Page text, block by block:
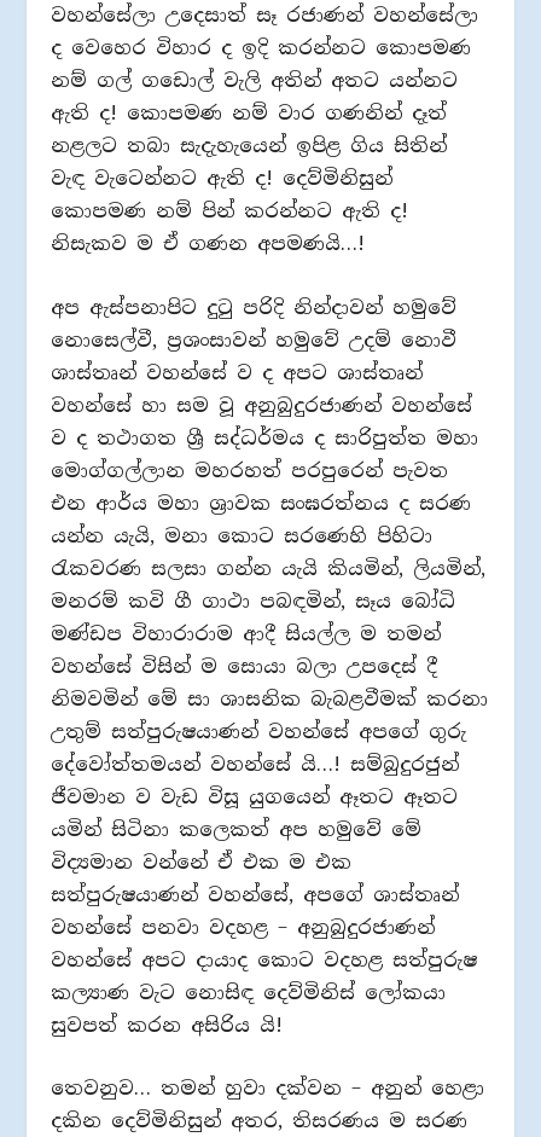
වහන්සේලා උදෙසාත් සෑ රජාණන් වහන්සේලා
ද වෙහෙර විහාර ද ඉදි කරන්නට කොපමණ
නම් ගල් ගඩොල් වැලි අතින් අතට යන්නට
ඇති ද! කොපමණ නම් වාර ගණනින් දෑත්
නළලට තබා සැදැහැයෙන් ඉපිළ ගිය සිතින්
වැඳ වැටෙන්නට ඇති ද! දෙව්මිනිසුන්
කොපමණ නම් පින් කරන්නට ඇති ද!
නිසැකව ම ඒ ගණන අපමණයි…!
අප ඇස්පනාපිට දුටු පරිදි නින්දාවන් හමුවේ
නොසෙල්වී, ප්‍රශංසාවන් හමුවේ උදම් නොවී
ශාස්තෘන් වහන්සේ ව ද අපට ශාස්තෘන්
වහන්සේ හා සම වූ අනුබුදුරජාණන් වහන්සේ
ව ද තථාගත ශ්‍රී සද්ධර්මය ද සාරිපුත්ත මහා
මොග්ගල්ලාන මහරහත් පරපුරෙන් පැවත
එන ආර්ය මහා ශ්‍රාවක සංඝරත්නය ද සරණ
යන්න යැයි, මනා කොට සරණෙහි පිහිටා
රැකවරණ සලසා ගන්න යැයි කියමින්, ලියමින්,
මනරම් කවි ගී ගාථා පබඳමින්, සෑය බෝධි
මණ්ඩප විහාරාරාම ආදී සියල්ල ම තමන්
වහන්සේ විසින් ම සොයා බලා උපදෙස් දී
නිමවමින් මේ සා ශාසනික බැබළවීමක් කරනා
උතුම් සත්පුරුෂයාණන් වහන්සේ අපගේ ගුරු
දේවෝත්තමයන් වහන්සේ යි…! සම්බුදුරජුන්
ජීවමාන ව වැඩ විසූ යුගයෙන් ඈතට ඈතට
යමින් සිටිනා කලෙකත් අප හමුවේ මේ
විද්‍යමාන වන්නේ ඒ එක ම එක
සත්පුරුෂයාණන් වහන්සේ, අපගේ ශාස්තෘන්
වහන්සේ පනවා වදහළ – අනුබුදුරජාණන්
වහන්සේ අපට දායාද කොට වදහළ සත්පුරුෂ
කල්‍යාණ වැට නොසිඳ දෙව්මිනිස් ලෝකයා
සුවපත් කරන අසිරිය යි!
තෙවනුව… තමන් හුවා දක්වන – අනුන් හෙළා
දකින දෙව්මිනිසුන් අතර, තිසරණය ම සරණ